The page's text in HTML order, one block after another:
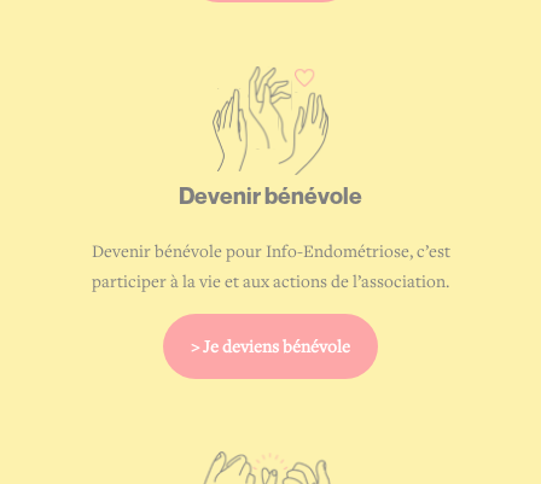
Devenirbénévole
Devenir bénévole pour Info-Endométriose, c’est
participer à la vie et aux actions de l’association.
> Je deviens bénévole